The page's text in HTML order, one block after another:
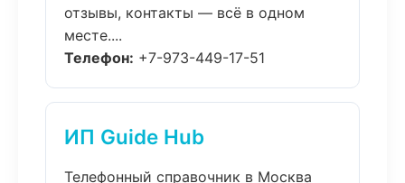
отзывы, контакты — всё в одном
месте....
Телефон: +7-973-449-17-51
ИП Guide Hub
Телефонный справочник в Москва